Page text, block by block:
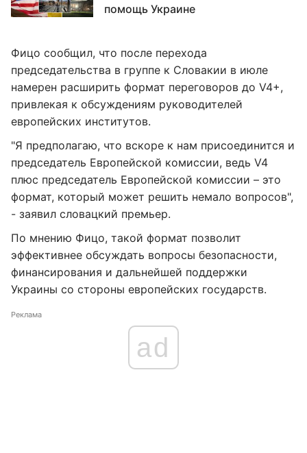
помощь Украине
Фицо сообщил, что после перехода
председательства в группе к Словакии в июле
намерен расширить формат переговоров до V4+,
привлекая к обсуждениям руководителей
европейских институтов.
"Я предполагаю, что вскоре к нам присоединится и
председатель Европейской комиссии, ведь V4
плюс председатель Европейской комиссии – это
формат, который может решить немало вопросов",
- заявил словацкий премьер.
По мнению Фицо, такой формат позволит
эффективнее обсуждать вопросы безопасности,
финансирования и дальнейшей поддержки
Украины со стороны европейских государств.
Реклама
ad